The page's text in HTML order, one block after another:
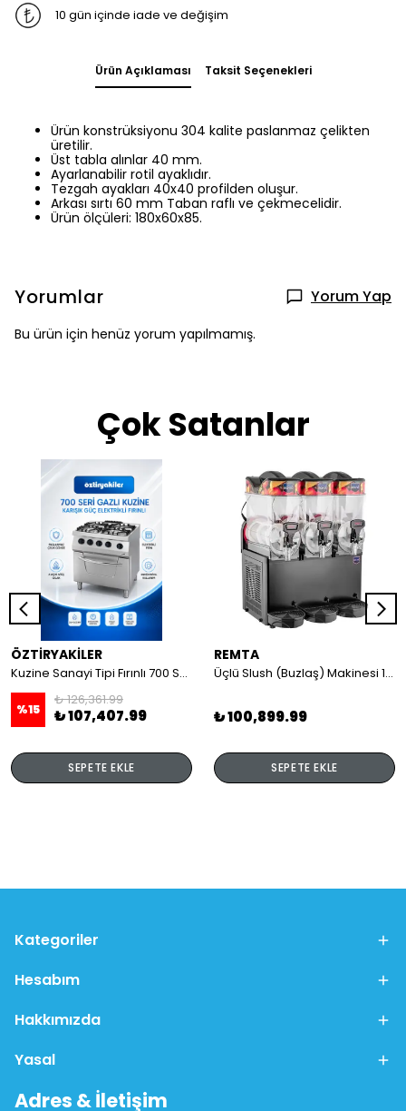
10 gün içinde iade ve değişim
Ürün Açıklaması Taksit Seçenekleri
Ürün konstrüksiyonu 304 kalite paslanmaz çelikten
üretilir.
Üst tabla alınlar 40 mm.
Ayarlanabilir rotil ayaklıdır.
Tezgah ayakları 40x40 profilden oluşur.
Arkası sırtı 60 mm Taban raflı ve çekmecelidir.
Ürün ölçüleri: 180x60x85.
Yorumlar Yorum Yap
Bu ürün için henüz yorum yapılmamış.
Çok Satanlar
ÖZTİRYAKİLER
Kuzine Sanayi Tipi Fırınlı 700 Seri Gazlı 4 Açık Ateş 80x70x85 (Lp)-2X6Kw+2X7,5Kw+6Kw Elektrikli Fırın
%15
₺ 126,361.99
₺ 107,407.99
SEPETE EKLE
REMTA
Üçlü Slush (Buzlaş) Makinesi 12+12+12 lt
₺ 100,899.99
SEPETE EKLE
Kategoriler
Hesabım
Hakkımızda
Yasal
Adres & İletişim